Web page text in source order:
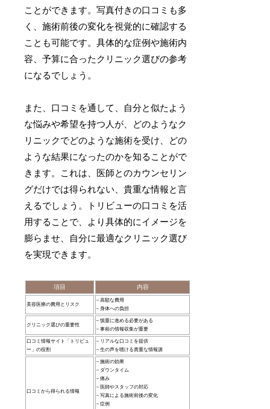
ことができます。写真付きの口コミも多
く、施術前後の変化を視覚的に確認する
ことも可能です。具体的な症例や施術内
容、予算に合ったクリニック選びの参考
になるでしょう。
また、口コミを通して、自分と似たよう
な悩みや希望を持つ人が、どのようなク
リニックでどのような施術を受け、どの
ような結果になったのかを知ることがで
きます。これは、医師とのカウンセリン
グだけでは得られない、貴重な情報と言
えるでしょう。トリビューの口コミを活
用することで、より具体的にイメージを
膨らませ、自分に最適なクリニック選び
を実現できます。
項目 内容
美容医療の費用とリスク
– 高額な費用
– 身体への負担
クリニック選びの重要性
– 慎重に進める必要がある
– 事前の情報収集が重要
口コミ情報サイト「トリビュ
ー」の役割
– リアルな口コミを提供
– 生の声を聴ける貴重な情報源
口コミから得られる情報
– 施術の効果
– ダウンタイム
– 痛み
– 医師やスタッフの対応
– 写真による施術前後の変化
– 症例